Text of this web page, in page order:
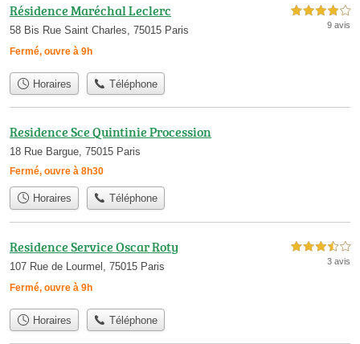
Résidence Maréchal Leclerc
58 Bis Rue Saint Charles, 75015 Paris
Fermé, ouvre à 9h
4,0 étoiles sur 5
9 avis
Horaires Téléphone
Residence Sce Quintinie Procession
18 Rue Bargue, 75015 Paris
Fermé, ouvre à 8h30
Horaires Téléphone
Residence Service Oscar Roty
107 Rue de Lourmel, 75015 Paris
Fermé, ouvre à 9h
3,5 étoiles sur 5
3 avis
Horaires Téléphone